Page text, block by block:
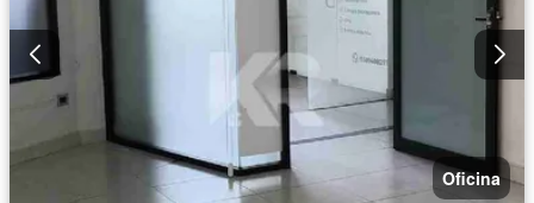
Oficina